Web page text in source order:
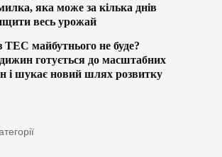
яка може за кілька днів
весь урожай
ТЕС майбутнього не буде?
готується до масштабних
і шукає новий шлях розвитку